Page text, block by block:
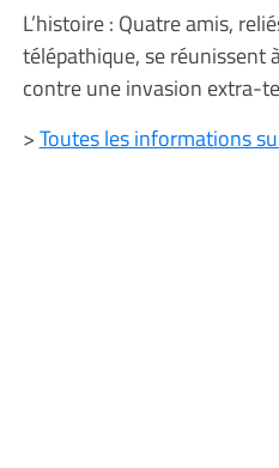
L’histoire : Quatre amis,
télépathique, se réunissent
contre une invasion extra-
>Toutes les informations